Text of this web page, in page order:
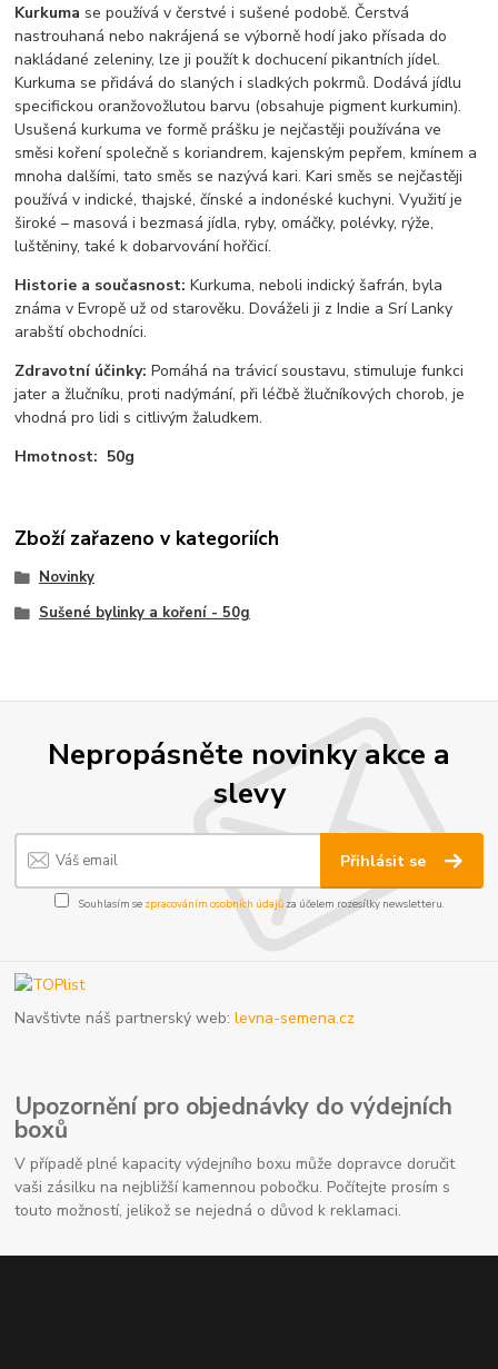
Kurkuma se používá v čerstvé i sušené podobě. Čerstvá
nastrouhaná nebo nakrájená se výborně hodí jako přísada do
nakládané zeleniny, lze ji použít k dochucení pikantních jídel.
Kurkuma se přidává do slaných i sladkých pokrmů. Dodává jídlu
specifickou oranžovožlutou barvu (obsahuje pigment kurkumin).
Usušená kurkuma ve formě prášku je nejčastěji používána ve
směsi koření společně s koriandrem, kajenským pepřem, kmínem a
mnoha dalšími, tato směs se nazývá kari. Kari směs se nejčastěji
používá v indické, thajské, čínské a indonéské kuchyni. Využití je
široké – masová i bezmasá jídla, ryby, omáčky, polévky, rýže,
luštěniny, také k dobarvování hořčicí.
Historie a současnost: Kurkuma, neboli indický šafrán, byla
známa v Evropě už od starověku. Dováželi ji z Indie a Srí Lanky
arabští obchodníci.
Zdravotní účinky: Pomáhá na trávicí soustavu, stimuluje funkci
jater a žlučníku, proti nadýmání, při léčbě žlučníkových chorob, je
vhodná pro lidi s citlivým žaludkem.
Hmotnost: 50g
Zboží zařazeno v kategoriích
Novinky
Sušené bylinky a koření - 50g
Nepropásněte novinky akce a
slevy
Přihlásit se
Souhlasím se zpracováním osobních údajůza účelem rozesílky newsletteru.
Navštivte náš partnerský web:levna-semena.cz
Upozornění pro objednávky do výdejních
boxů
V případě plné kapacity výdejního boxu může dopravce doručit
vaši zásilku na nejbližší kamennou pobočku. Počítejte prosím s
touto možností, jelikož se nejedná o důvod k reklamaci.